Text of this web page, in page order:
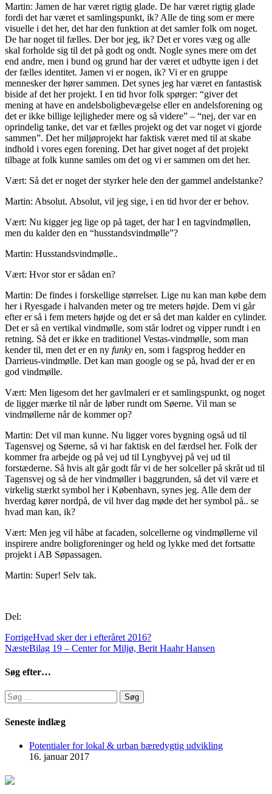
Martin: Jamen de har været rigtig glade. De har været rigtig glade
fordi det har været et samlingspunkt, ik? Alle de ting som er mere
visuelle i det her, det har den funktion at det samler folk om noget.
De har noget til fælles. Der bor jeg, ik? Det er vores væg og alle
skal forholde sig til det på godt og ondt. Nogle synes mere om det
end andre, men i bund og grund har der været et udbytte igen i det
der fælles identitet. Jamen vi er nogen, ik? Vi er en gruppe
mennesker der hører sammen. Det synes jeg har været en fantastisk
biside af det her projekt. I en tid hvor folk spørger: “giver det
mening at have en andelsboligbevægelse eller en andelsforening og
det er ikke billige lejligheder mere og så videre” – “nej, der var en
oprindelig tanke, det var et fælles projekt og det var noget vi gjorde
sammen”. Det her miljøprojekt har faktisk været med til at skabe
indhold i vores egen forening. Det har givet noget af det projekt
tilbage at folk kunne samles om det og vi er sammen om det her.
Vært: Så det er noget der styrker hele den der gammel andelstanke?
Martin: Absolut. Absolut, vil jeg sige, i en tid hvor der er behov.
Vært: Nu kigger jeg lige op på taget, der har I en tagvindmøllen,
men du kalder den en “husstandsvindmølle”?
Martin: Husstandsvindmølle..
Vært: Hvor stor er sådan en?
Martin: De findes i forskellige størrelser. Lige nu kan man købe dem
her i Ryesgade i halvanden meter og tre meters højde. Dem vi går
efter er så i fem meters højde og det er så det man kalder en cylinder.
Det er så en vertikal vindmølle, som står lodret og vipper rundt i en
retning. Så det er ikke en traditionel Vestas-vindmølle, som man
kender til, men det er en ny funky en, som i fagsprog hedder en
Darrieus-vindmølle. Det kan man google og se på, hvad der er en
god vindmølle.
Vært: Men ligesom det her gavlmaleri er et samlingspunkt, og noget
de ligger mærke til når de løber rundt om Søerne. Vil man se
vindmøllerne når de kommer op?
Martin: Det vil man kunne. Nu ligger vores bygning også ud til
Tagensvej og Søerne, så vi har faktisk en del færdsel her. Folk der
kommer fra arbejde og på vej ud til Lyngbyvej på vej ud til
forstæderne. Så hvis alt går godt får vi de her solceller på skråt ud til
Tagensvej og så de her vindmøller i baggrunden, så det vil være et
virkelig stærkt symbol her i København, synes jeg. Alle dem der
hverdag kører nordpå, de vil hver dag møde det her symbol på.. se
hvad man kan, ik?
Vært: Men jeg vil håbe at facaden, solcellerne og vindmøllerne vil
inspirere andre boligforeninger og held og lykke med det fortsatte
projekt i AB Søpassagen.
Martin: Super! Selv tak.
Del:
ForrigeHvad sker der i efteråret 2016?
NæsteBilag 19 – Center for Miljø, Berit Haahr Hansen
Søg efter…
Søg
efter:
Seneste indlæg
Potentialer for lokal & urban bæredygtig udvikling
16. januar 2017